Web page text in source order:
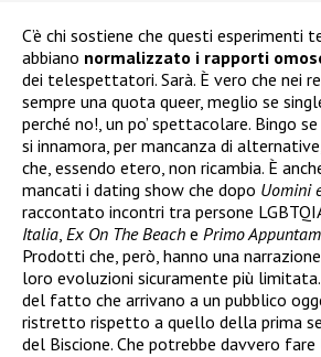
C’è chi sostiene che questi esperimenti
abbiano normalizzato i rapporti
dei telespettatori. Sarà. È vero che nei
sempre una quota queer, meglio se
perché no!, un po’ spettacolare. Bingo
si innamora, per mancanza di
che, essendo etero, non ricambia. È
mancati i dating show che dopo Uomini
raccontato incontri tra persone
Italia, Ex On The Beach e Primo
Prodotti che, però, hanno una
loro evoluzioni sicuramente più
del fatto che arrivano a un pubblico
ristretto rispetto a quello della prima
del Biscione. Che potrebbe davvero